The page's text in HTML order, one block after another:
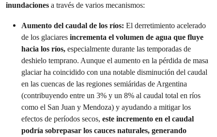
inundaciones a través de varios mecanismos:
Aumento del caudal de los ríos: El derretimiento acelerado
de los glaciares incrementa el volumen de agua que fluye
hacia los ríos, especialmente durante las temporadas de
deshielo temprano. Aunque el aumento en la pérdida de masa
glaciar ha coincidido con una notable disminución del caudal
en las cuencas de las regiones semiáridas de Argentina
(contribuyendo entre un 3% y un 8% al caudal total en ríos
como el San Juan y Mendoza) y ayudando a mitigar los
efectos de períodos secos, este incremento en el caudal
podría sobrepasar los cauces naturales, generando